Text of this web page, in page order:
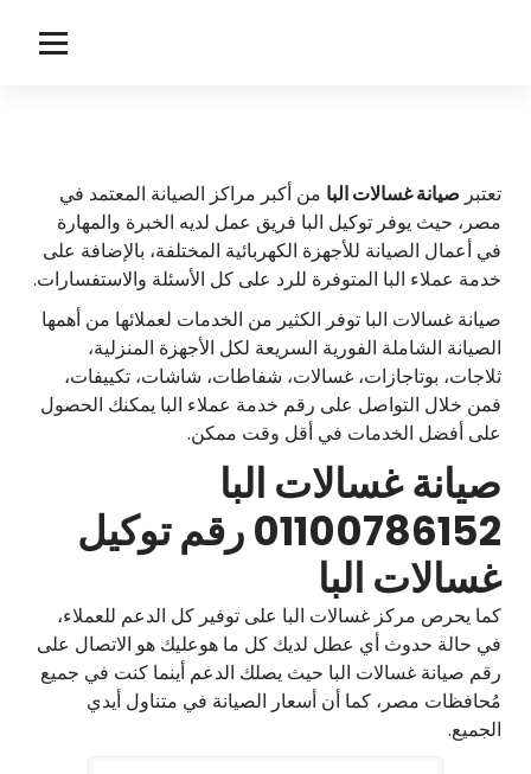
ا
توكيل صيانة البا
تعتبر صيانة غسالاتالبامن أكبر مراكز الصيانة المعتمد في
مصر، حيث يوفر توكيل البا فريق عمل لديه الخبرة والمهارة
في أعمال الصيانة للأجهزة الكهربائية المختلفة، بالإضافة على
خدمة عملاء البا المتوفرة للرد على كل الأسئلة والاستفسارات.
صيانة غسالات البا توفر الكثير من الخدمات لعملائها من أهمها
الصيانة الشاملة الفورية السريعة لكل الأجهزة المنزلية،
ثلاجات، بوتاجازات، غسالات، شفاطات، شاشات، تكييفات،
فمن خلال التواصل على رقم خدمة عملاء البا يمكنك الحصول
على أفضل الخدمات في أقل وقت ممكن.
صيانة غسالات البا
01100786152 رقم توكيل
غسالات البا
كما يحرص مركز غسالات البا على توفير كل الدعم للعملاء،
في حالة حدوث أي عطل لديك كل ما هوعليك هو الاتصال على
رقم صيانة غسالات البا حيث يصلك الدعم أينما كنت في جميع
مُحافظات مصر، كما أن أسعار الصيانة في متناول أيدي
الجميع.